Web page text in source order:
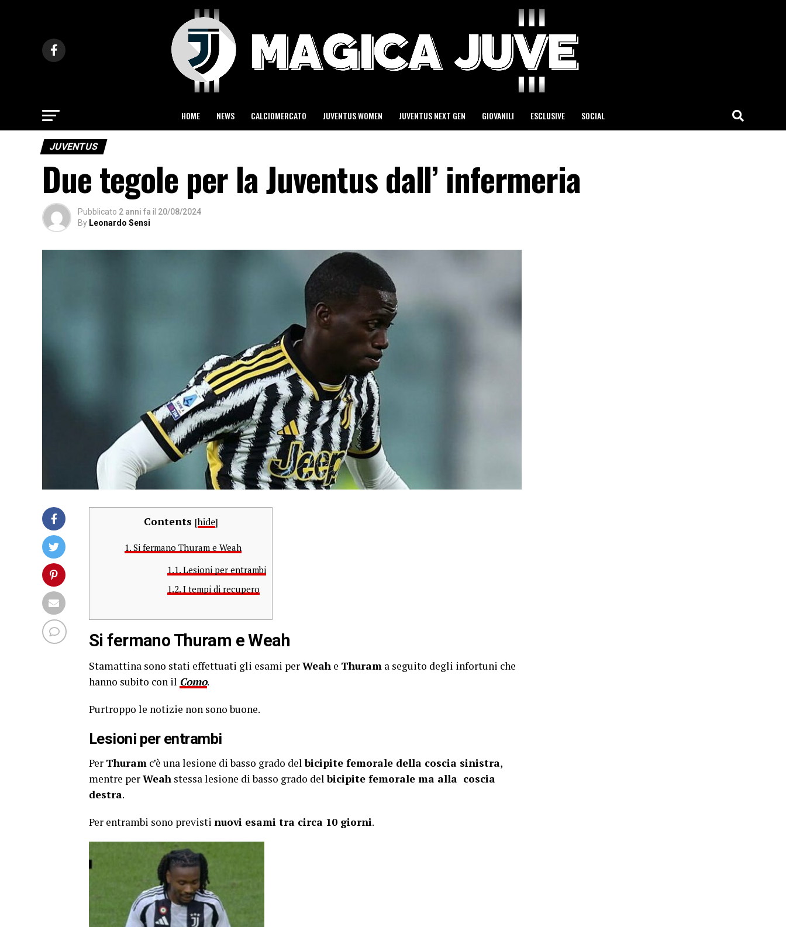
HOME NEWS CALCIOMERCATO JUVENTUS WOMEN JUVENTUS NEXT GEN GIOVANILI ESCLUSIVE SOCIAL
JUVENTUS
Due tegole per la Juventus dall’ infermeria
Pubblicato 2 anni fa il 20/08/2024
By Leonardo Sensi
Contents [hide]
1. Si fermano Thuram e Weah
1.1.Lesioni per entrambi
1.2.I tempi di recupero
Si fermano Thuram e Weah
Stamattina sono stati effettuati gli esami perWeah e Thuram a seguito degli infortuni che
hanno subito con il Como.
Purtroppo le notizie non sono buone.
Lesioni per entrambi
Per Thuram c’è una lesione di basso grado delbicipite femorale della coscia sinistra,
mentre perWeah stessa lesione di basso grado delbicipite femorale ma alla coscia
destra.
Per entrambi sono previsti nuovi esami tra circa 10 giorni.